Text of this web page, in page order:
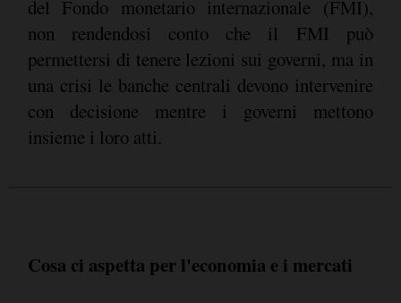
del Fondo monetario internazionale (FMI),
non rendendosi conto che il FMI può
permettersi di tenere lezioni sui governi, ma in
una crisi le banche centrali devono intervenire
con decisione mentre i governi mettono
insieme i loro atti.
Cosa ci aspetta per l'economia e i mercati